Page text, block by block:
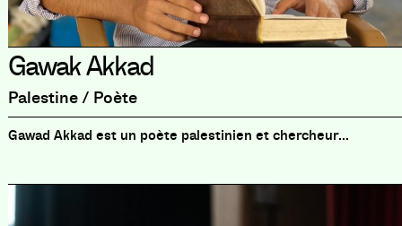
Gawak Akkad
Palestine / Poète
Gawad Akkad est un poète palestinien et chercheur...